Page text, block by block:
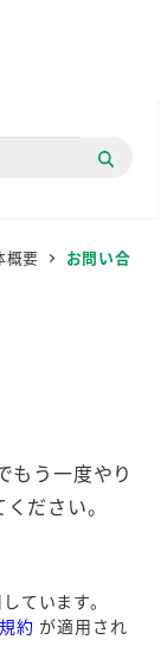
概要
お問い合
もう一度やり
ださい。
ています。
約 が適用され